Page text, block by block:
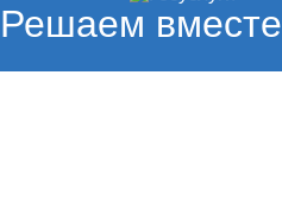
Решаем вместе